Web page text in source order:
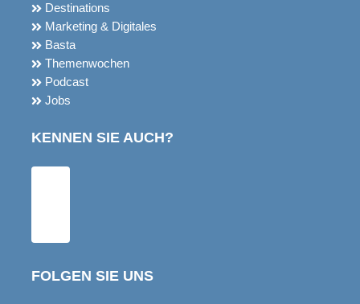
Destinations
Marketing & Digitales
Basta
Themenwochen
Podcast
Jobs
KENNEN SIE AUCH?